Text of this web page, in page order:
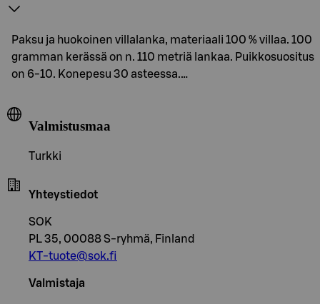
Paksu ja huokoinen villalanka, materiaali 100 % villaa. 100
gramman kerässä on n. 110 metriä lankaa. Puikkosuositus
on 6-10. Konepesu 30 asteessa.…
Valmistusmaa
Turkki
Yhteystiedot
SOK
PL 35, 00088 S-ryhmä, Finland
KT-tuote@sok.fi
Valmistaja